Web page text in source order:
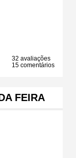
32 avaliações
15 comentários
FEIRA